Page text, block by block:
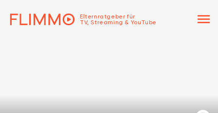
Elternratgeber für
TV, Streaming & YouTube
menu